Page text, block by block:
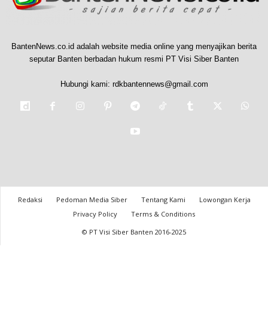
BantenNews.co.id adalah website media online yang menyajikan berita
seputar Banten berbadan hukum resmi PT Visi Siber Banten
Hubungi kami: rdkbantennews@gmail.com
Redaksi Pedoman Media Siber Tentang Kami
Lowongan Kerja
Privacy Policy
Terms & Conditions
© PT Visi Siber Banten 2016-2025